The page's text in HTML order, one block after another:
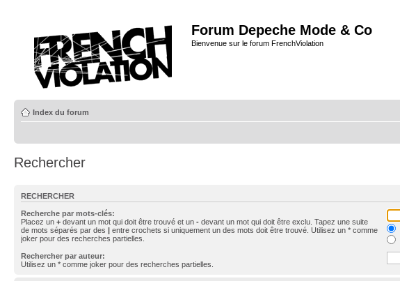
Forum Depeche Mode & Co
Bienvenue sur le forum FrenchViolation
Index du forum
Rechercher
RECHERCHER
Recherche par mots-clés:
Placez un + devant un mot qui doit être trouvé et un - devant un mot qui doit être exclu. Tapez une suite
de mots séparés par des | entre crochets si uniquement un des mots doit être trouvé. Utilisez un * comme
joker pour des recherches partielles.
Rechercher par auteur:
Utilisez un * comme joker pour des recherches partielles.